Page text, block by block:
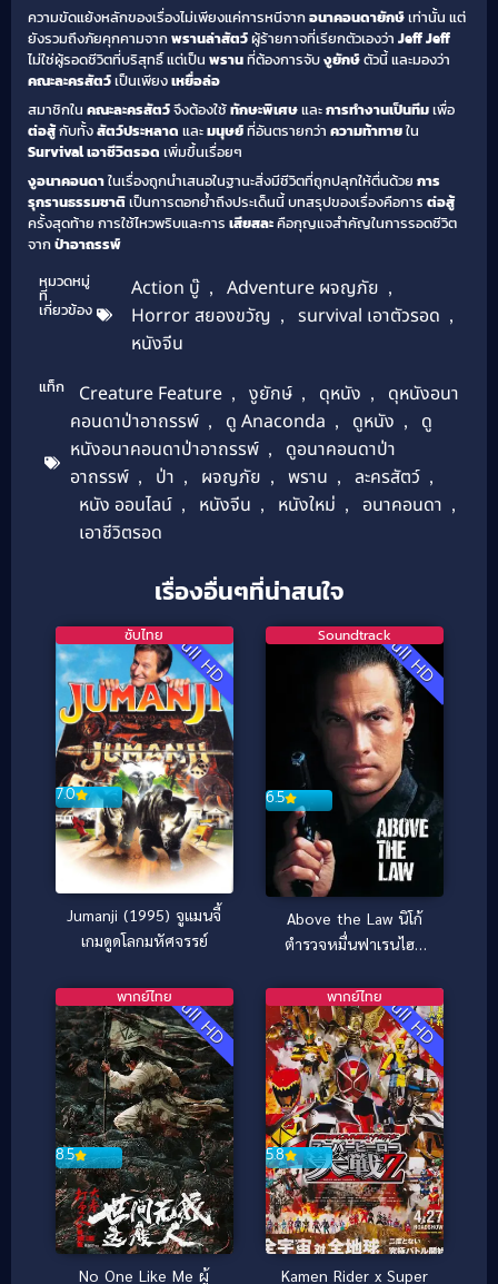
ความขัดแย้งหลักของเรื่องไม่เพียงแค่การหนีจากอนาคอนดายักษ์เท่านั้น แต่
ยังรวมถึงภัยคุกคามจากพรานล่าสัตว์ผู้ร้ายกาจที่เรียกตัวเองว่า JeffJeff
ไม่ใช่ผู้รอดชีวิตที่บริสุทธิ์ แต่เป็น พรานที่ต้องการจับงูยักษ์ตัวนี้ และมองว่า
คณะละครสัตว์เป็นเพียงเหยื่อล่อ
สมาชิกใน คณะละครสัตว์จึงต้องใช้ทักษะพิเศษและการทำงานเป็นทีมเพื่อ
ต่อสู้กับทั้งสัตว์ประหลาด และมนุษย์ที่อันตรายกว่า ความท้าทายใน
Survivalเอาชีวิตรอด เพิ่มขึ้นเรื่อยๆ
งูอนาคอนดาในเรื่องถูกนำเสนอในฐานะสิ่งมีชีวิตที่ถูกปลุกให้ตื่นด้วย การ
รุกรานธรรมชาติเป็นการตอกย้ำถึงประเด็นนี้ บทสรุปของเรื่องคือการ ต่อสู้
ครั้งสุดท้าย การใช้ไหวพริบและการ เสียสละคือกุญแจสำคัญในการรอดชีวิต
จากป่าอาถรรพ์
หมวดหมู่
ที่
เกี่ยวข้อง
Action บู๊ , Adventure ผจญภัย ,
Horror สยองขวัญ , survival เอาตัวรอด ,
หนังจีน
แท็ก Creature Feature , งูยักษ์ , ดุหนัง ,
ดุหนังอนา
คอนดาป่าอาถรรพ์ , ดู Anaconda , ดูหนัง ,
ดู
หนังอนาคอนดาป่าอาถรรพ์ ,
ดูอนาคอนดาป่า
อาถรรพ์ , ป่า , ผจญภัย , พราน , ละครสัตว์ ,
หนัง ออนไลน์ , หนังจีน , หนังใหม่ , อนาคอนดา ,
เอาชีวิตรอด
เรื่องอื่นๆที่น่าสนใจ
Full HD
7.0
ซับไทย
Jumanji (1995) จูแมนจี้
เกมดูดโลกมหัศจรรย์
Full HD
6.5
Soundtrack
Above the Law นิโก้
ตำรวจหมื่นฟาเรนไฮต์
Full HD
8.5
พากย์ไทย
No One Like Me ผู้
Full HD
5.8
พากย์ไทย
Kamen Rider x Super